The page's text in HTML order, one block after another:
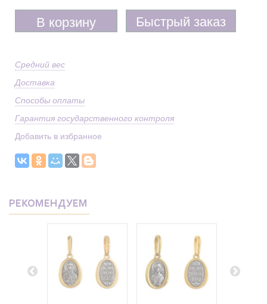
В корзину Быстрый заказ
Средний вес
Доставка
Способы оплаты
Гарантия государственного контроля
Добавить в избранное
РЕКОМЕНДУЕМ